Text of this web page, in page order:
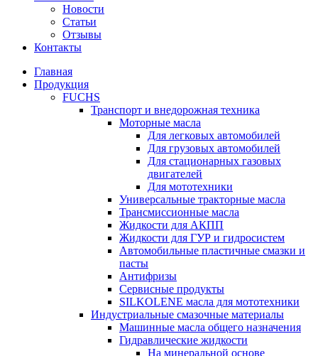
Новости
Статьи
Отзывы
Контакты
Главная
Продукция
FUCHS
Транспорт и внедорожная техника
Моторные масла
Для легковых автомобилей
Для грузовых автомобилей
Для стационарных газовых
двигателей
Для мототехники
Универсальные тракторные масла
Трансмиссионные масла
Жидкости для АКПП
Жидкости для ГУР и гидросистем
Автомобильные пластичные смазки и
пасты
Антифризы
Сервисные продукты
SILKOLENE масла для мототехники
Индустриальные смазочные материалы
Машинные масла общего назначения
Гидравлические жидкости
На минеральной основе